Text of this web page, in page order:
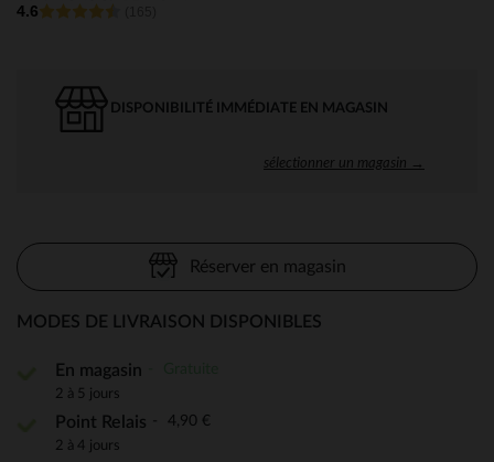
4.6
DISPONIBILITÉ IMMÉDIATE EN MAGASIN
sélectionner un magasin →
Réserver en magasin
MODES DE LIVRAISON DISPONIBLES
En magasin
2 à 5 jours
Point Relais 4,90 €
2 à 4 jours